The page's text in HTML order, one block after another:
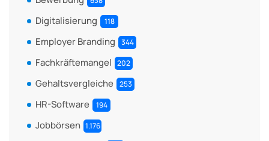
Digitalisierung 118
Employer Branding 344
Fachkräftemangel 202
Gehaltsvergleiche 253
HR-Software 194
Jobbörsen 1.176